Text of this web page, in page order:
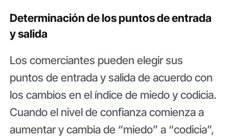
Determinación de los puntos de entrada
y salida
Los comerciantes pueden elegir sus
puntos de entrada y salida de acuerdo con
los cambios en el índice de miedo y codicia.
Cuando el nivel de confianza comienza a
aumentar y cambia de “miedo” a “codicia”,